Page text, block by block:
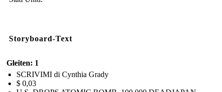
Storyboard-Text
Gleiten: 1
SCRIVIMI di Cynthia Grady
$ 0,03